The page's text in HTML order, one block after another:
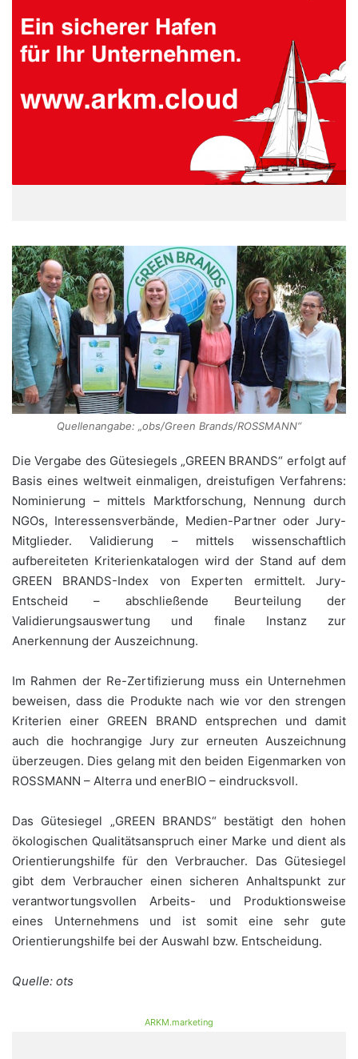
Quellenangabe: „obs/Green Brands/ROSSMANN“
Die Vergabe des Gütesiegels „GREEN BRANDS“ erfolgt auf
Basis eines weltweit einmaligen, dreistufigen Verfahrens:
Nominierung – mittels Marktforschung, Nennung durch
NGOs, Interessensverbände, Medien-Partner oder Jury-
Mitglieder. Validierung – mittels wissenschaftlich
aufbereiteten Kriterienkatalogen wird der Stand auf dem
GREEN BRANDS-Index von Experten ermittelt. Jury-
Entscheid – abschließende Beurteilung der
Validierungsauswertung und finale Instanz zur
Anerkennung der Auszeichnung.
Im Rahmen der Re-Zertifizierung muss ein Unternehmen
beweisen, dass die Produkte nach wie vor den strengen
Kriterien einer GREEN BRAND entsprechen und damit
auch die hochrangige Jury zur erneuten Auszeichnung
überzeugen. Dies gelang mit den beiden Eigenmarken von
ROSSMANN – Alterra und enerBIO – eindrucksvoll.
Das Gütesiegel „GREEN BRANDS“ bestätigt den hohen
ökologischen Qualitätsanspruch einer Marke und dient als
Orientierungshilfe für den Verbraucher. Das Gütesiegel
gibt dem Verbraucher einen sicheren Anhaltspunkt zur
verantwortungsvollen Arbeits- und Produktionsweise
eines Unternehmens und ist somit eine sehr gute
Orientierungshilfe bei der Auswahl bzw. Entscheidung.
Quelle: ots
ARKM.marketing